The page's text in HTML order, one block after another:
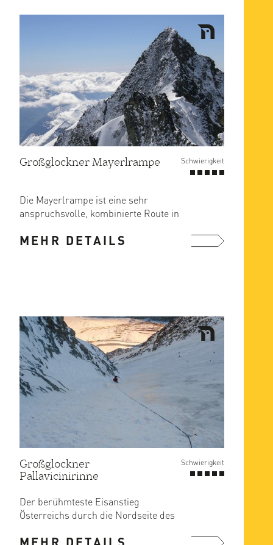
Großglockner Mayerlrampe Schwierigkeit
Die Mayerlrampe ist eine sehr
anspruchsvolle, kombinierte Route in
Die ...
MEHR DETAILS
Großglockner
Pallavicinirinne
Schwierigkeit
Der berühmteste Eisanstieg
Österreichs durch die Nordseite des
Die Nordwandtouren ...